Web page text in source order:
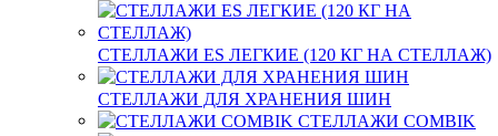
СТЕЛЛАЖИ ES ЛЕГКИЕ (120 КГ НА СТЕЛЛАЖ)
СТЕЛЛАЖИ ДЛЯ ХРАНЕНИЯ ШИН
СТЕЛЛАЖИ COMBIK